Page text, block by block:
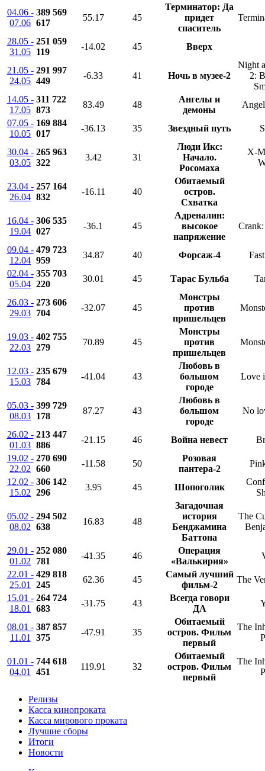
04.06 -
07.06
389 569
617
55.17 45
Терминатор: Да
придет
спаситель
28.05 -
31.05
251 059
119
-14.02 45 Вверх
21.05 -
24.05
291 997
449
-6.33 41 Ночь в музее-2
Night
2:
14.05 -
17.05
311 722
873
83.49 48
Ангелы и
демоны
07.05 -
10.05
169 884
017
-36.13 35 Звездный путь
30.04 -
03.05
265 963
322
3.42 31
Люди Икс:
Начало.
Росомаха
X-
23.04 -
26.04
257 164
832
-16.11 40
Обитаемый
остров.
Схватка
16.04 -
19.04
306 535
027
-36.1 45
Адреналин:
высокое
напряжение
09.04 -
12.04
479 723
959
34.87 40 Форсаж-4
02.04 -
05.04
355 703
220
30.01 45 Тарас Бульба
26.03 -
29.03
273 606
704
-32.07 45
Монстры
против
пришельцев
19.03 -
22.03
402 755
279
70.89 45
Монстры
против
пришельцев
12.03 -
15.03
235 679
784
-41.04 43
Любовь в
большом
городе
Love
05.03 -
08.03
399 729
178
87.27 43
Любовь в
большом
городе
No
26.02 -
01.03
213 447
886
-21.15 46 Война невест
19.02 -
22.02
270 690
660
-11.58 50
Розовая
пантера-2
12.02 -
15.02
306 142
296
3.95 45 Шопоголик
05.02 -
08.02
294 502
638
16.83 48
Загадочная
история
Бенджамина
Баттона
The
29.01 -
01.02
252 080
781
-41.35 46
Операция
«Валькирия»
22.01 -
25.01
429 818
245
62.36 45
Самый лучший
фильм-2
The
15.01 -
18.01
264 724
683
-31.75 43
Всегда говори
ДА
08.01 -
11.01
387 857
375
-47.91 35
Обитаемый
остров. Фильм
первый
The
01.01 -
04.01
744 618
451
119.91 32
Обитаемый
остров. Фильм
первый
The
Релизы
Касса кинопроката
Касса мирового проката
Лучшие сборы
Итоги
Новости